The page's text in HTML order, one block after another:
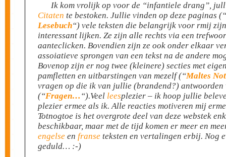
Ik kom vrolijk op voor de “infantiele drang”,
Citaten te bestoken. Jullie vinden op deze paginas (“
Lesebuch“) vele teksten die belangrijk voor rmij
interessant lijken. Ze zijn alle rechts via een
aanteclicken. Bovendien zijn ze ook onder elkaar
assoiatieve sprongen van een tekst na de andere
Bovenop zijn er nog twee (kleinere) secties met
pamfletten en uitbarstingen van mezelf (“Maltes
vragen op die ik van jullie (brandend?) antwoorden
(“Fragen… “).Veel leesplezier – ik hoop jullie
plezier ermee als ik. Alle reacties motiveren mij
Totnogtoe is het overgrote deel van deze webstek
beschikbaar, maar met de tijd komen er meer en
engelse en franse teksten en vertalingen erbij. Nog
geduld… :-)